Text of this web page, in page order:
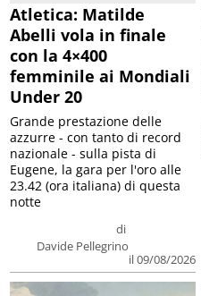
Atletica: Matilde
Abelli vola in finale
con la 4×400
femminile ai Mondiali
Under 20
di
Davide Pellegrino
il 09/08/2026
Grande prestazione delle
azzurre - con tanto di record
nazionale - sulla pista di
Eugene, la gara per l'oro alle
23.42 (ora italiana) di questa
notte